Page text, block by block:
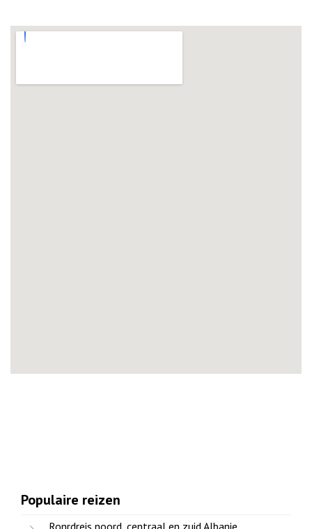
Populaire reizen
Ronrdreis noord, centraal en zuid Albanie